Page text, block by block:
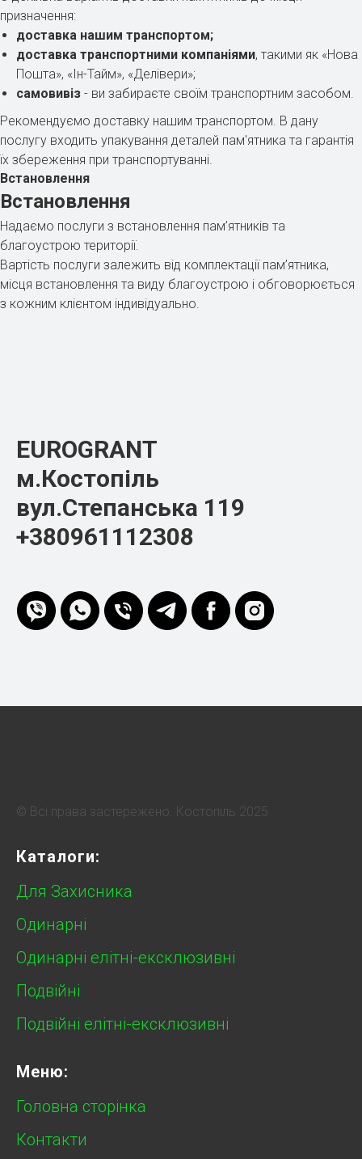
призначення:
доставка нашим транспортом;
доставка транспортними компаніями, такими як «Нова
Пошта», «Ін-Тайм», «Делівери»;
самовивіз - ви забираєте своїм транспортним засобом.
Рекомендуємо доставку нашим транспортом. В дану
послугу входить упакування деталей пам'ятника та гарантія
їх збереження при транспортуванні.
Встановлення
Встановлення
Надаємо послуги з встановлення пам’ятників та
благоустрою території.
Вартість послуги залежить від комплектації пам’ятника,
місця встановлення та виду благоустрою і обговорюється
з кожним клієнтом індивідуально.
EUROGRANT
м.Костопіль
вул.Степанська 119
+380961112308
© Всі права застережено. Костопіль 2025
Каталоги:
Для Захисника
Одинарні
Одинарні елітні-ексклюзивні
Подвійні
Подвійні елітні-ексклюзивні
Меню:
Головна сторінка
Контакти